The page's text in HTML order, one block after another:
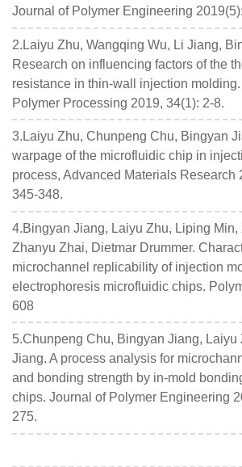
Journal of Polymer Engineering
2.Laiyu Zhu, Wangqing Wu, Li Jiang,
Research on influencing factors of the
resistance in thin-wall injection molding.
Polymer Processing 2019, 34(1): 2-8.
3.Laiyu Zhu, Chunpeng Chu, Bingyan
warpage of the microfluidic chip in
process, Advanced Materials Research
345-348.
4.Bingyan Jiang, Laiyu Zhu, Liping Min,
Zhanyu Zhai, Dietmar Drummer.
microchannel replicability of injection
electrophoresis microfluidic chips.
608
5.Chunpeng Chu, Bingyan Jiang, Laiyu
Jiang. A process analysis for
and bonding strength by in-mold
chips. Journal of Polymer Engineering
275.